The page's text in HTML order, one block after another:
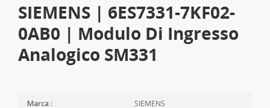
SIEMENS | 6ES7331-7KF02-
0AB0 | Modulo Di Ingresso
Analogico SM331
Marca : SIEMENS